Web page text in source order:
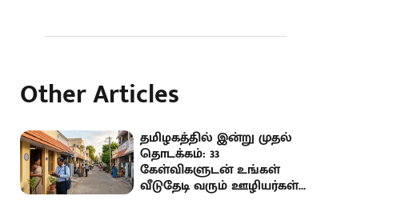
Other Articles
தமிழகத்தில் இன்று முதல்
தொடக்கம்: 33
கேள்விகளுடன் உங்கள்
வீடுதேடி வரும் ஊழியர்கள்...